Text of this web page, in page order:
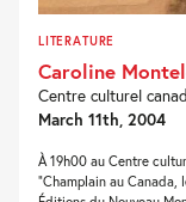
LITERATURE
Caroline
Centre culturel
March 11th, 2004
À 19h00 au Centre
“Champlain au Canada,